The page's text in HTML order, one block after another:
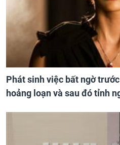
Phát sinh việc bất ngờ
hoảng loạn và sau đó tỉnh